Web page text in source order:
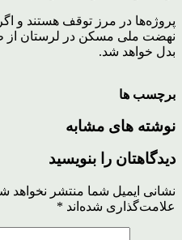
پروژه‌ها در مرز توقف هستند و
نهضت ملی مسکن در لرستان از
بدل خواهد شد.
برچسب ها
نوشته های مشابه
دیدگاهتان را بنویسید
نشانی ایمیل شما منتشر نخواهد
علامت‌گذاری شده‌اند *